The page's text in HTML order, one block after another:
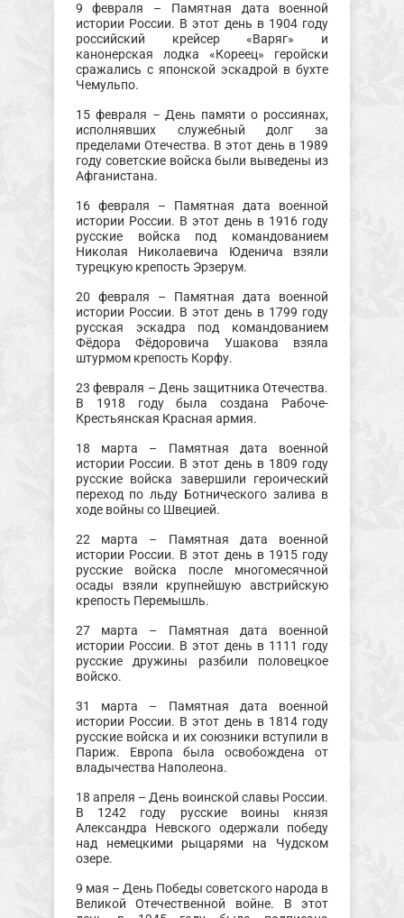
9 февраля – Памятная дата военной
истории России. В этот день в 1904 году
российский крейсер «Варяг» и
канонерская лодка «Кореец» геройски
сражались с японской эскадрой в бухте
Чемульпо.
15 февраля – День памяти о россиянах,
исполнявших служебный долг за
пределами Отечества. В этот день в 1989
году советские войска были выведены из
Афганистана.
16 февраля – Памятная дата военной
истории России. В этот день в 1916 году
русские войска под командованием
Николая Николаевича Юденича взяли
турецкую крепость Эрзерум.
20 февраля – Памятная дата военной
истории России. В этот день в 1799 году
русская эскадра под командованием
Фёдора Фёдоровича Ушакова взяла
штурмом крепость Корфу.
23 февраля – День защитника Отечества.
В 1918 году была создана Рабоче-
Крестьянская Красная армия.
18 марта – Памятная дата военной
истории России. В этот день в 1809 году
русские войска завершили героический
переход по льду Ботнического залива в
ходе войны со Швецией.
22 марта – Памятная дата военной
истории России. В этот день в 1915 году
русские войска после многомесячной
осады взяли крупнейшую австрийскую
крепость Перемышль.
27 марта – Памятная дата военной
истории России. В этот день в 1111 году
русские дружины разбили половецкое
войско.
31 марта – Памятная дата военной
истории России. В этот день в 1814 году
русские войска и их союзники вступили в
Париж. Европа была освобождена от
владычества Наполеона.
18 апреля – День воинской славы России.
В 1242 году русские воины князя
Александра Невского одержали победу
над немецкими рыцарями на Чудском
озере.
9 мая – День Победы советского народа в
Великой Отечественной войне. В этот